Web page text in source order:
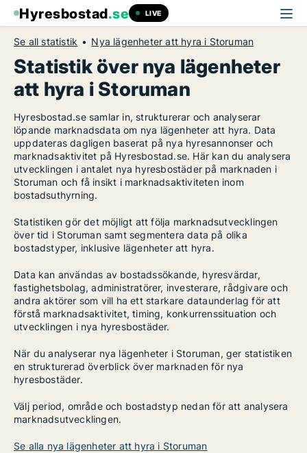
Hyresbostad.se LIVE
Se all statistik Nya lägenheter att hyra i Storuman
Statistik över nya lägenheter
att hyra i Storuman
Hyresbostad.se samlar in, strukturerar och analyserar
löpande marknadsdata om nya lägenheter att hyra. Data
uppdateras dagligen baserat på nya hyresannonser och
marknadsaktivitet på Hyresbostad.se. Här kan du analysera
utvecklingen i antalet nya hyresbostäder på marknaden i
Storuman och få insikt i marknadsaktiviteten inom
bostadsuthyrning.
Statistiken gör det möjligt att följa marknadsutvecklingen
över tid i Storuman samt segmentera data på olika
bostadstyper, inklusive lägenheter att hyra.
Data kan användas av bostadssökande, hyresvärdar,
fastighetsbolag, administratörer, investerare, rådgivare och
andra aktörer som vill ha ett starkare dataunderlag för att
förstå marknadsaktivitet, timing, konkurrenssituation och
utvecklingen i nya hyresbostäder.
När du analyserar nya lägenheter i Storuman, ger statistiken
en strukturerad överblick över marknaden för nya
hyresbostäder.
Välj period, område och bostadstyp nedan för att analysera
marknadsutvecklingen.
Se alla nya lägenheter att hyra i Storuman